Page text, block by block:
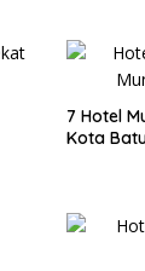
7 Hotel
Kota